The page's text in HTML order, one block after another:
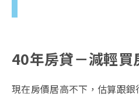
40年房貸－減輕買
現在房價居高不下，估算跟